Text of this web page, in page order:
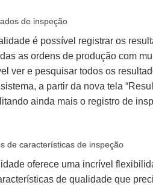
de inspeção
é possível registrar os
as ordens de produção com
ver e pesquisar todos os
a partir da nova tela
ainda mais o registro de
de características de inspeção
oferece uma incrível
de qualidade que